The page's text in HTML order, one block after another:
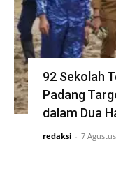
92 Sekolah
Padang
dalam Dua
redaksi - 7